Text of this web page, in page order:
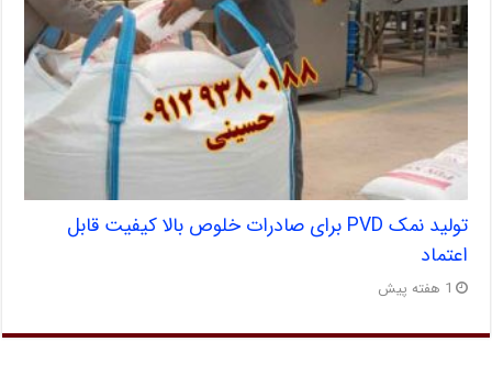
تولید نمک PVD برای صادرات خلوص بالا کیفیت قابل
اعتماد
1 هفته پیش